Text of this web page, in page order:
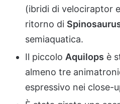
(ibridi di velociraptor
ritorno di
semiaquatica.
Il piccolo Aquilops è
almeno tre
espressivo nei close-